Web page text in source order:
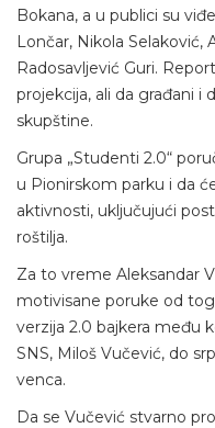
Bokana, a u publici su
Lončar, Nikola Selaković,
Radosavljević Guri.
projekcija, ali da građani i
skupštine.
Grupa „Studenti 2.0“
u Pionirskom parku i da
aktivnosti, uključujući
roštilja.
Za to vreme Aleksandar
motivisane poruke od
verzija 2.0 bajkera među
SNS, Miloš Vučević, do
venca.
Da se Vučević stvarno